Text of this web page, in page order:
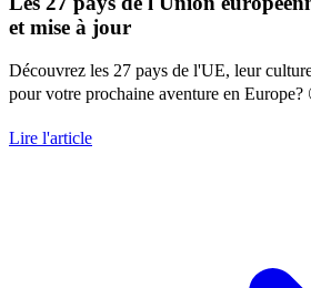
et mise à jour
Découvrez les 27 pays de l'UE, leur
pour votre prochaine aventure en Europe?
Lire l'article